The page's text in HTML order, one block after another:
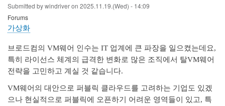
Submitted bywindriveron 2025.11.19.(Wed) - 14:09
Forums
가상화
브로드컴의 VM웨어 인수는 IT 업계에 큰 파장을 일으켰는데요,
특히 라이선스 체계의 급격한 변화로 많은 조직에서 탈VM웨어
전략을 고민하고 계실 것 같습니다.
VM웨어의 대안으로 퍼블릭 클라우드를 고려하는 기업도 있겠
으나 현실적으로 퍼블릭에 오픈하기 어려운 영역들이 있고, 특